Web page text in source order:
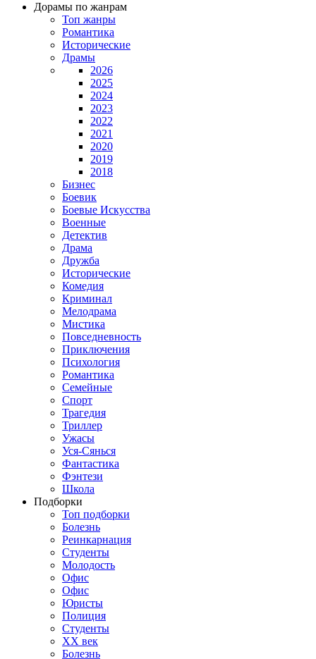
Дорамы по жанрам
Топ жанры
Романтика
Исторические
Драмы
2026
2025
2024
2023
2022
2021
2020
2019
2018
Бизнес
Боевик
Боевые Искусства
Военные
Детектив
Драма
Дружба
Исторические
Комедия
Криминал
Мелодрама
Мистика
Повседневность
Приключения
Психология
Романтика
Семейные
Спорт
Трагедия
Триллер
Ужасы
Уся-Сянься
Фантастика
Фэнтези
Школа
Подборки
Топ подборки
Болезнь
Реинкарнация
Студенты
Молодость
Офис
Офис
Юристы
Полиция
Студенты
ХХ век
Болезнь